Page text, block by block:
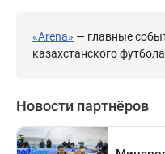
«Arena» — главные
казахстанского